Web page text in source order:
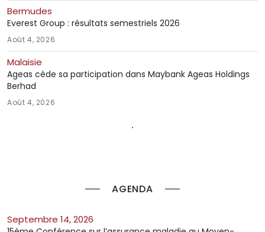
AGENDA
septembre 14, 2026
Bermudes
Everest Group : résultats semestriels 2026
Août 4, 2026
Malaisie
Ageas cède sa participation dans Maybank Ageas Holdings
Berhad
Août 4, 2026